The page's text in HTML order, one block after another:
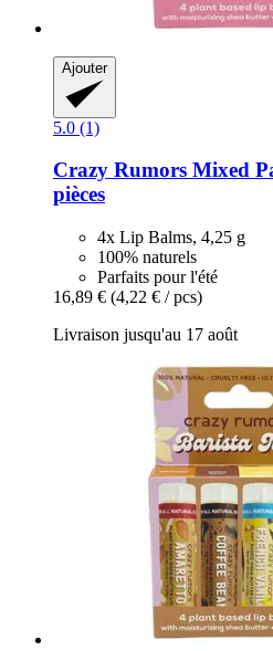
Ajouter
5.0 (1)
Crazy Rumors Mixed
pièces
4x Lip Balms, 4,25 g
100% naturels
Parfaits pour l'été
16,89 € (4,22 € / pcs)
Livraison jusqu'au 17 août